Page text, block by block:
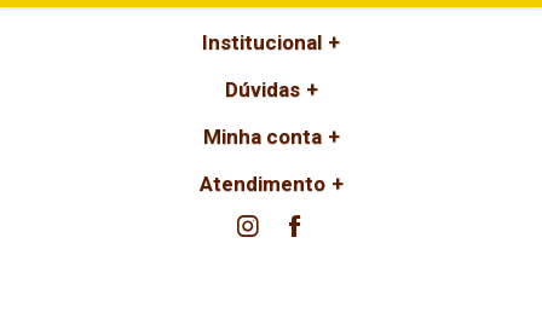
Institucional
Dúvidas
Minha conta
Atendimento